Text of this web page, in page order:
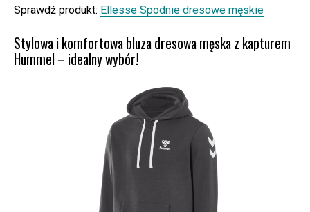
Sprawdź produkt: Ellesse Spodnie dresowe męskie
Stylowa i komfortowa bluza dresowa męska z kapturem
Hummel – idealny wybór!